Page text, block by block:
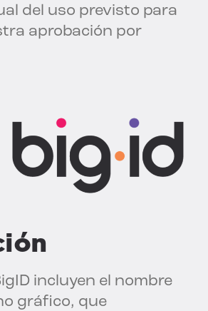
del uso previsto para
aprobación por
incluyen el nombre
gráfico, que